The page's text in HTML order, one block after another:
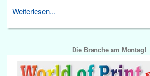
Weiterlesen...
Die Branche am Montag!